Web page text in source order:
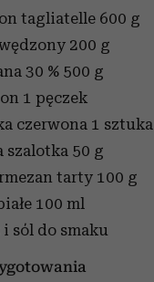
tagliatelle 600 g
200 g
30 % 500 g
1 pęczek
czerwona 1 sztuka
szalotka 50 g
tarty 100 g
100 ml
sól do smaku